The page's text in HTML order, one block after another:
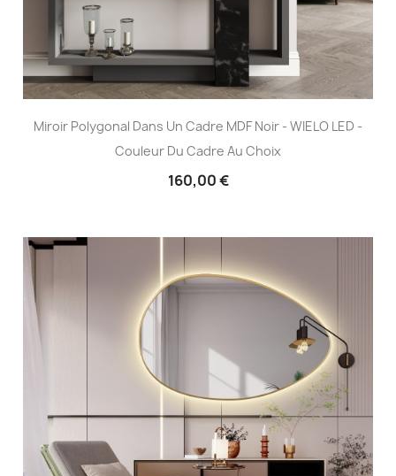
Miroir Polygonal Dans Un Cadre MDF Noir - WIELO LED -
Couleur Du Cadre Au Choix
160,00 €